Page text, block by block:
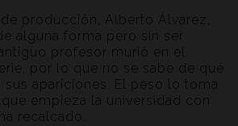
producción, Alberto Álvarez,
alguna forma pero sin ser
profesor murió en el
por lo que no se sabe de qué
sus apariciones. El peso lo toma
empieza la universidad con
recalcado.